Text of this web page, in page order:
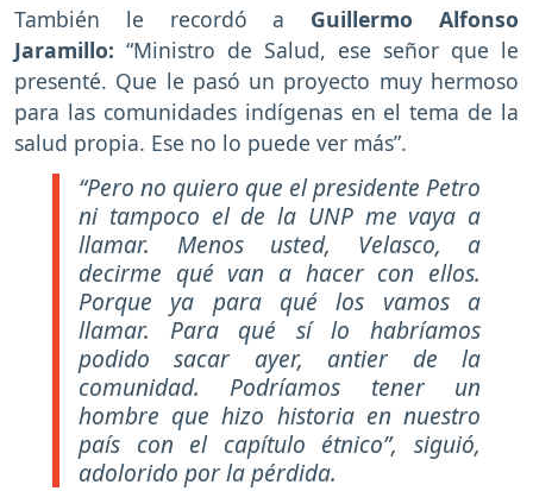
También le recordó a Guillermo Alfonso
Jaramillo: “Ministro de Salud, ese señor que le
presenté. Que le pasó un proyecto muy hermoso
para las comunidades indígenas en el tema de la
salud propia. Ese no lo puede ver más”.
“Pero no quiero que el presidente Petro
ni tampoco el de la UNP me vaya a
llamar. Menos usted, Velasco, a
decirme qué van a hacer con ellos.
Porque ya para qué los vamos a
llamar. Para qué sí lo habríamos
podido sacar ayer, antier de la
comunidad. Podríamos tener un
hombre que hizo historia en nuestro
país con el capítulo étnico”, siguió,
adolorido por la pérdida.